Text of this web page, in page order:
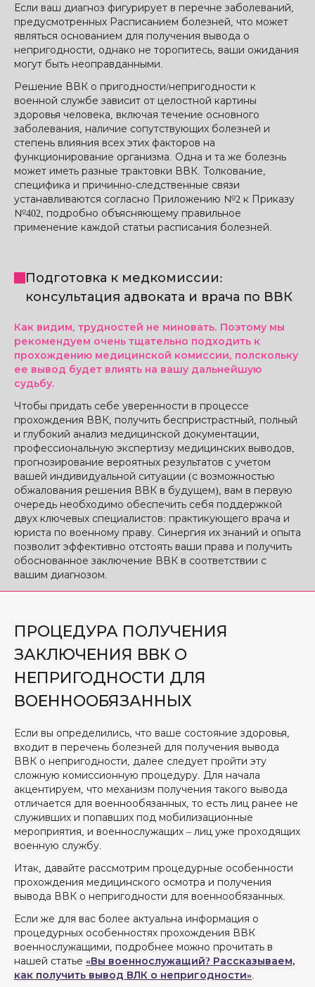
Если ваш диагноз фигурирует в перечне заболеваний,
предусмотренных Расписанием болезней, что может
являться основанием для получения вывода о
непригодности, однако не торопитесь, ваши ожидания
могут быть неоправданными.
Решение ВВК о пригодности/непригодности к
военной службе зависит от целостной картины
здоровья человека, включая течение основного
заболевания, наличие сопутствующих болезней и
степень влияния всех этих факторов на
функционирование организма. Одна и та же болезнь
может иметь разные трактовки ВВК. Толкование,
специфика и причинно-следственные связи
устанавливаются согласно Приложению №2 к Приказу
№402, подробно объясняющему правильное
применение каждой статьи расписания болезней.
Подготовка к медкомиссии:
консультация адвоката и врача по ВВК
Как видим, трудностей не миновать. Поэтому мы
рекомендуем очень тщательно подходить к
прохождению медицинской комиссии, полскольку
ее вывод будет влиять на вашу дальнейшую
судьбу.
Чтобы придать себе уверенности в процессе
прохождения ВВК, получить беспристрастный, полный
и глубокий анализ медицинской документации,
профессиональную экспертизу медицинских выводов,
прогнозирование вероятных результатов с учетом
вашей индивидуальной ситуации (с возможностью
обжалования решения ВВК в будущем), вам в первую
очередь необходимо обеспечить себя поддержкой
двух ключевых специалистов: практикующего врача и
юриста по военному праву. Синергия их знаний и опыта
позволит эффективно отстоять ваши права и получить
обоснованное заключение ВВК в соответствии с
вашим диагнозом.
ПРОЦЕДУРА ПОЛУЧЕНИЯ
ЗАКЛЮЧЕНИЯ ВВК О
НЕПРИГОДНОСТИ ДЛЯ
ВОЕННООБЯЗАННЫХ
Если вы определились, что ваше состояние здоровья,
входит в перечень болезней для получения вывода
ВВК о непригодности, далее следует пройти эту
сложную комиссионную процедуру. Для начала
акцентируем, что механизм получения такого вывода
отличается для военнообязанных, то есть лиц ранее не
служивших и попавших под мобилизационные
мероприятия, и военнослужащих – лиц уже проходящих
военную службу.
Итак, давайте рассмотрим процедурные особенности
прохождения медицинского осмотра и получения
вывода ВВК о непригодности для военнообязанных.
Если же для вас более актуальна информация о
процедурных особенностях прохождения ВВК
военнослужащими, подробнее можно прочитать в
нашей статье «Вы военнослужащий? Рассказываем,
как получить вывод ВЛК о непригодности».